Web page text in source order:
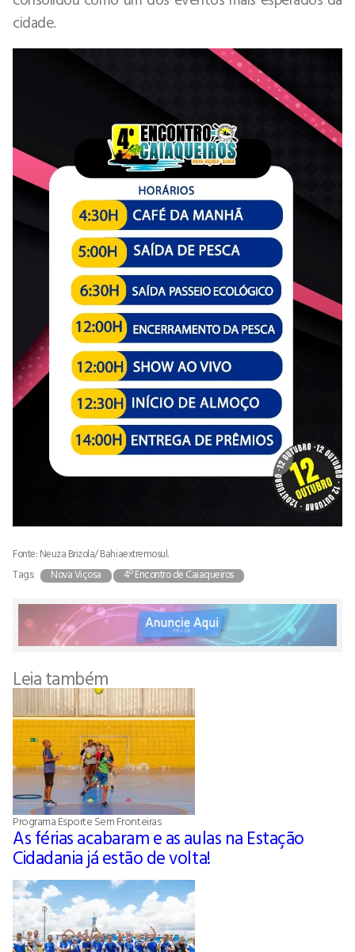
cidade.
Fonte: Neuza Brizola/ Bahiaextremosul.
Tags:
Nova Viçosa 4º Encontro de Caiaqueiros
Leia também
Programa Esporte Sem Fronteiras
As férias acabaram e as aulas na Estação
Cidadania já estão de volta!